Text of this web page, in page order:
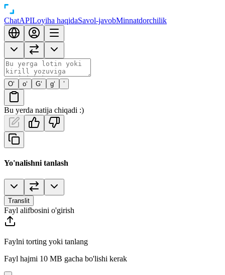
ChatAPILoyiha haqidaSavol-javobMinnatdorchilik
O‘ o‘ G‘ g‘ ’
Bu yerda natija chiqadi :)
Yo'nalishni tanlash
Translit
Fayl alifbosini o'girish
Faylni torting yoki tanlang
Fayl hajmi 10 MB gacha bo'lishi kerak